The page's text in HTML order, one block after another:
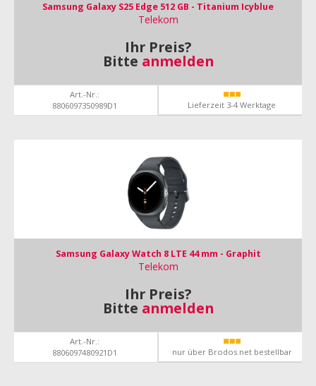
Samsung Galaxy S25 Edge 512 GB - Titanium Icyblue
Telekom
Ihr Preis?
Bitte anmelden
Art.-Nr.:
8806097350989D1
Lieferzeit 3-4 Werktage
Samsung Galaxy Watch 8 LTE 44 mm - Graphit
Telekom
Ihr Preis?
Bitte anmelden
Art.-Nr.:
8806097480921D1
nur über Brodos.net bestellbar